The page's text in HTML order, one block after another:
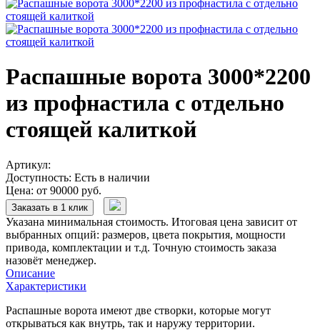
Распашные ворота 3000*2200
из профнастила с отдельно
стоящей калиткой
Артикул:
Доступность: Есть в наличии
Цена: от 90000 руб.
Заказать в 1 клик
Указана минимальная стоимость. Итоговая цена зависит от
выбранных опций: размеров, цвета покрытия, мощности
привода, комплектации и т.д. Точную стоимость заказа
назовёт менеджер.
Описание
Характеристики
Распашные ворота имеют две створки, которые могут
открываться как внутрь, так и наружу территории.